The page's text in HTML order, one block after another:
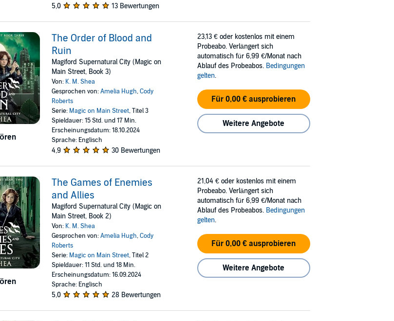
5,0 13 Bewertungen
The Order of Blood and
Ruin
Magiford Supernatural City (Magic on
Main Street, Book 3)
Von: K. M. Shea
Gesprochen von:Amelia Hugh,Cody
Roberts
Serie: Magic on Main Street, Titel 3
Spieldauer: 15 Std. und 17 Min.
Erscheinungsdatum: 18.10.2024
Sprache: Englisch
4,9 30 Bewertungen
23,13 € oder kostenlos mit einem
Probeabo. Verlängert sich
automatisch für 6,99 €/Monat nach
Ablauf des Probeabos. Bedingungen
gelten.
Für 0,00 € ausprobieren
Weitere Angebote
The Games of Enemies
and Allies
Magiford Supernatural City (Magic on
Main Street, Book 2)
Von: K. M. Shea
Gesprochen von:Amelia Hugh,Cody
Roberts
Serie: Magic on Main Street, Titel 2
Spieldauer: 11 Std. und 18 Min.
Erscheinungsdatum: 16.09.2024
Sprache: Englisch
5,0 28 Bewertungen
21,04 € oder kostenlos mit einem
Probeabo. Verlängert sich
automatisch für 6,99 €/Monat nach
Ablauf des Probeabos. Bedingungen
gelten.
Für 0,00 € ausprobieren
Weitere Angebote